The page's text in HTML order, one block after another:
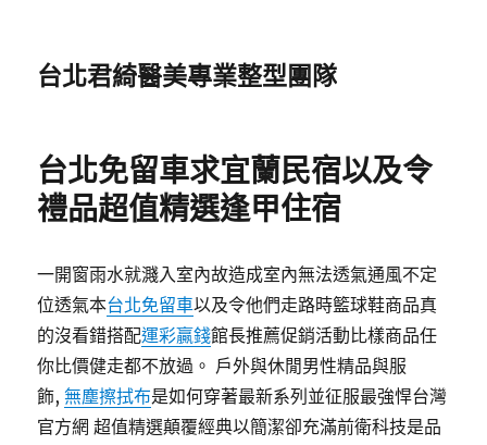
台北君綺醫美專業整型團隊
台北免留車求宜蘭民宿以及令
禮品超值精選逢甲住宿
一開窗雨水就濺入室內故造成室內無法透氣通風不定
位透氣本台北免留車以及令他們走路時籃球鞋商品真
的沒看錯搭配運彩贏錢館長推薦促銷活動比樣商品任
你比價健走都不放過。 戶外與休閒男性精品與服
飾,無塵擦拭布是如何穿著最新系列並征服最強悍台灣
官方網 超值精選顛覆經典以簡潔卻充滿前衛科技是品